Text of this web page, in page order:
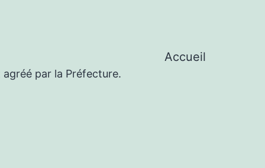
par la Préfecture.
Accueil